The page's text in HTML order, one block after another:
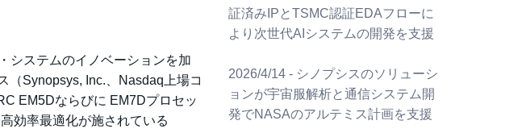
システムのイノベーションを加
（Synopsys, Inc.、Nasdaq上場コ
EM5Dならびに EM7Dプロセッ
効率最適化が施されている
証済みIPとTSMC認証EDAフローに
より次世代AIシステムの開発を支援
2026/4/14 - シノプシスのソリューシ
ョンが宇宙服解析と通信システム開
発でNASAのアルテミス計画を支援